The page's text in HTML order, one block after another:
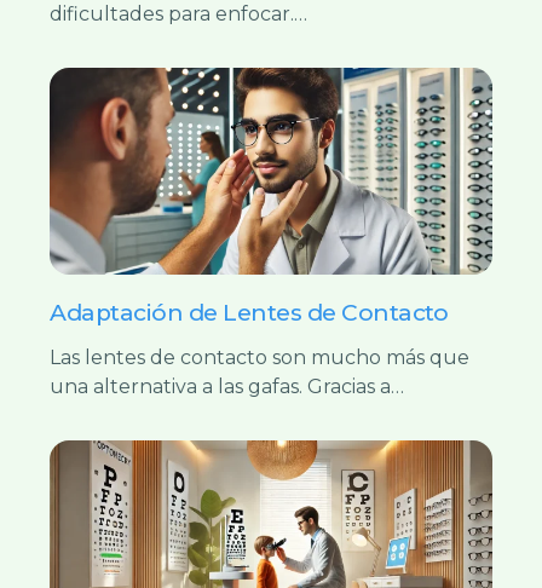
dificultades para enfocar.…
Adaptación de Lentes de Contacto
Las lentes de contacto son mucho más que
una alternativa a las gafas. Gracias a…